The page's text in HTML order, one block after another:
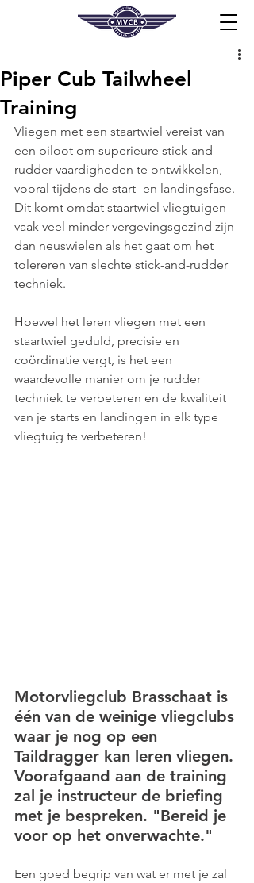
Piper Cub Tailwheel
Training
Vliegen met een staartwiel vereist van
een piloot om superieure stick-and-
rudder vaardigheden te ontwikkelen,
vooral tijdens de start- en landingsfase.
Dit komt omdat staartwiel vliegtuigen
vaak veel minder vergevingsgezind zijn
dan neuswielen als het gaat om het
tolereren van slechte stick-and-rudder
techniek.
Hoewel het leren vliegen met een
staartwiel geduld, precisie en
coördinatie vergt, is het een
waardevolle manier om je rudder
techniek te verbeteren en de kwaliteit
van je starts en landingen in elk type
vliegtuig te verbeteren!
Motorvliegclub Brasschaat is
één van de weinige vliegclubs
waar je nog op een
Taildragger kan leren vliegen.
Voorafgaand aan de training
zal je instructeur de briefing
met je bespreken. "Bereid je
voor op het onverwachte."
Een goed begrip van wat er met je zal